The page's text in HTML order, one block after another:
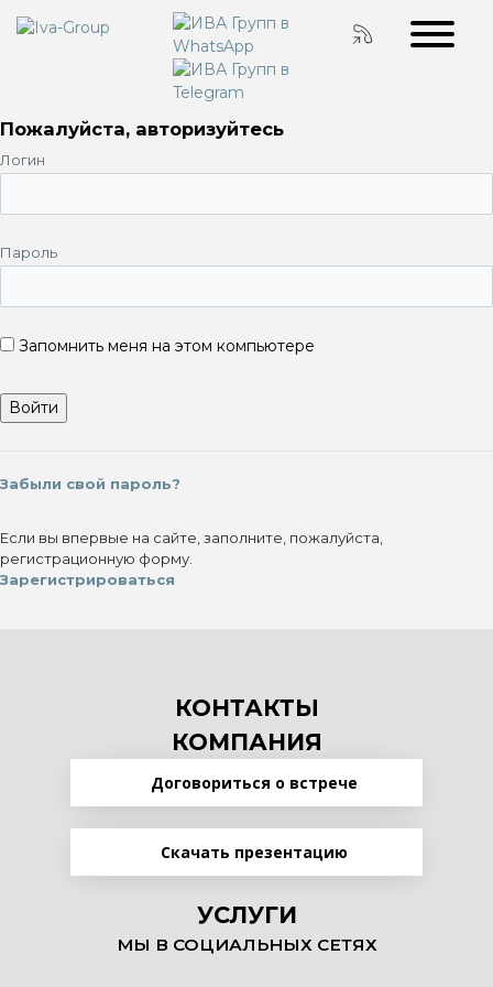
Пожалуйста, авторизуйтесь
Логин
Пароль
Запомнить меня на этом компьютере
Забыли свой пароль?
Если вы впервые на сайте, заполните, пожалуйста,
регистрационную форму.
Зарегистрироваться
КОНТАКТЫ
КОМПАНИЯ
Договориться о встрече
Скачать презентацию
УСЛУГИ
МЫ В СОЦИАЛЬНЫХ СЕТЯХ